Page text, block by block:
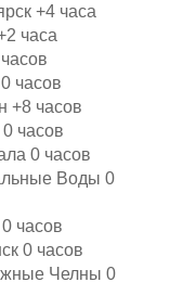
+4 часа
часа
часов
+8 часов
часов
0 часов
Воды 0
часов
0 часов
Челны 0